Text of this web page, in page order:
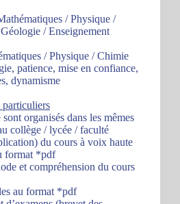
/ Physique /
/ Enseignement
/ Physique / Chimie
patience, mise en confiance,
dynamisme
particuliers
organisés dans les mêmes
collège / lycée / faculté
du cours à voix haute
format *pdf
et compréhension du cours
au format *pdf